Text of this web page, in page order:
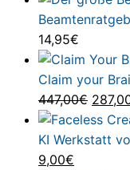
14,95€
Claim your
447,00€
Preis
war:
KI Werkstatt
Ursprünglicher
9,00€